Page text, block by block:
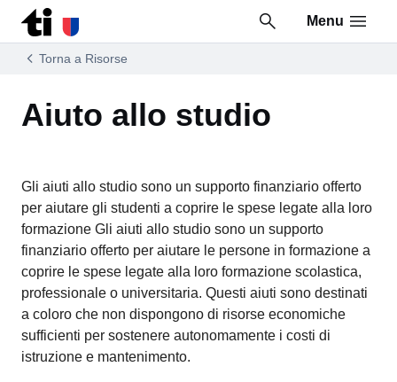
Vai al contenuto della pagina
Vai al piè di pagina
Menu
Torna a Risorse
Aiuto allo studio
Gli aiuti allo studio sono un supporto finanziario offerto
per aiutare gli studenti a coprire le spese legate alla loro
formazione Gli aiuti allo studio sono un supporto
finanziario offerto per aiutare le persone in formazione a
coprire le spese legate alla loro formazione scolastica,
professionale o universitaria. Questi aiuti sono destinati
a coloro che non dispongono di risorse economiche
sufficienti per sostenere autonomamente i costi di
istruzione e mantenimento.